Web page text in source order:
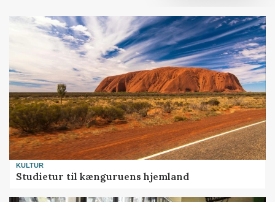
KULTUR
Studietur til kænguruens hjemland